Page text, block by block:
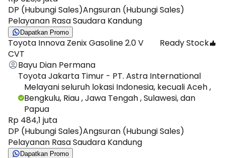
DP (Hubungi Sales)Angsuran (Hubungi Sales)
Pelayanan Rasa Saudara Kandung
Dapatkan Promo
Toyota Innova Zenix Gasoline 2.0 V
CVT
Ready Stock
Bayu Dian Permana
Toyota Jakarta Timur - PT. Astra International
Melayani seluruh lokasi Indonesia, kecuali Aceh ,
Bengkulu, Riau , Jawa Tengah , Sulawesi, dan
Papua
Rp 484,1 juta
DP (Hubungi Sales)Angsuran (Hubungi Sales)
Pelayanan Rasa Saudara Kandung
Dapatkan Promo